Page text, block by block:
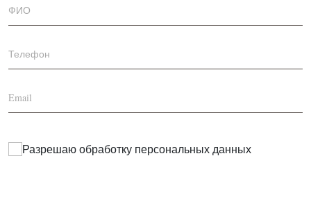
Разрешаю обработку персональных данных